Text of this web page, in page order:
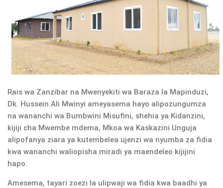
Rais wa Zanzibar na Mwenyekiti wa Baraza la Mapinduzi,
Dk. Hussein Ali Mwinyi ameyasema hayo alipozungumza
na wananchi wa Bumbwini Misufini, shehia ya Kidanzini,
kijiji cha Mwembe mdema, Mkoa wa Kaskazini Unguja
alipofanya ziara ya kutembelea ujenzi wa nyumba za fidia
kwa wananchi waliopisha miradi ya maendeleo kijijini
hapo.
Amesema, tayari zoezi la ulipwaji wa fidia kwa baadhi ya